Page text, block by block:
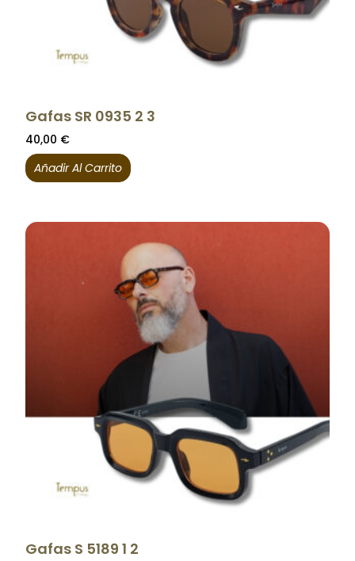
Gafas SR 0935 2 3
40,00 €
Añadir Al Carrito
Gafas S 5189 1 2